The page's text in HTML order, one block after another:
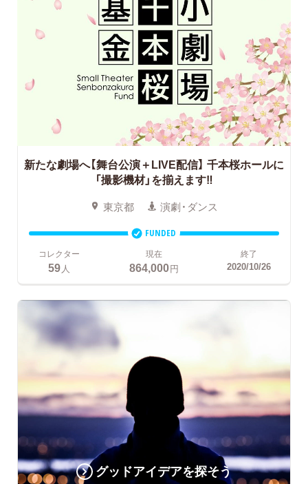
新たな劇場へ【舞台公演＋LIVE配信】 千本桜ホールに
「撮影機材」を揃えます‼
東京都 演劇・ダンス
FUNDED
コレクター
59 人
現在
864,000円
終了
2020/10/26
グッドアイデアを探そう